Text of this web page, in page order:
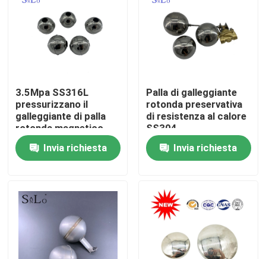
Prodotti
Palla di galleggiante magnetica
Palla di galleggiante d'acciaio
Palla di galleggiante del metallo
Palla di galleggiante del carro armato
3.5Mpa SS316L
pressurizzano il
galleggiante di palla
rotonda magnetico
Invia richiesta
Palla di galleggiante
rotonda preservativa
di resistenza al calore
SS304
Invia richiesta